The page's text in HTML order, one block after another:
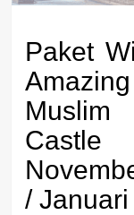
Paket
Muslim
Castle
/